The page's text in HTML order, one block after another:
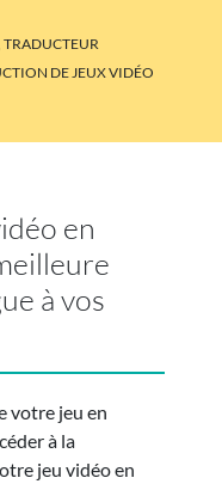
TRADUCTEUR
DE JEUX VIDÉO
en
à vos
votre jeu en
à la
jeu vidéo en